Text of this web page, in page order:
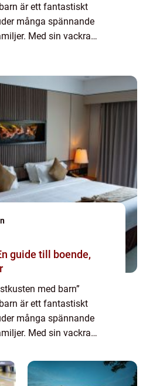
är ett fantastiskt
många spännande
Med sin vackra
guide till boende,
med barn”
är ett fantastiskt
många spännande
Med sin vackra
aktiviteter är detta o...